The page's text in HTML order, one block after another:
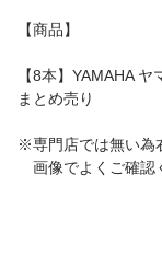
【商品】
【8本】YAMAHA
まとめ売り
※専門店では無い為
画像でよくご確認